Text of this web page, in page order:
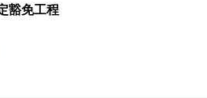
豁免工程